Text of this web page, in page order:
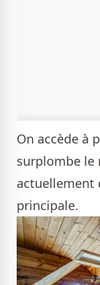
On accède à
surplombe le
actuellement
principale.